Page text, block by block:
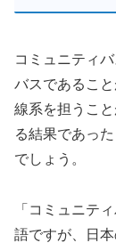
コミュニティ
バスであるこ
線系を担うこ
る結果であっ
でしょう。
「コミュニテ
語ですが、日